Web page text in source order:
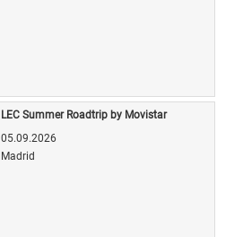
LEC Summer Roadtrip by Movistar
05.09.2026
Madrid